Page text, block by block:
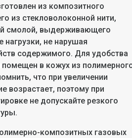
из композитного
из стекловолоконной нити,
смолой, выдерживающего
нагрузки, не нарушая
содержимого. Для удобства
помещен в кожух из
что при увеличении
возрастает, поэтому при
не допускайте резкого
композитных газовых